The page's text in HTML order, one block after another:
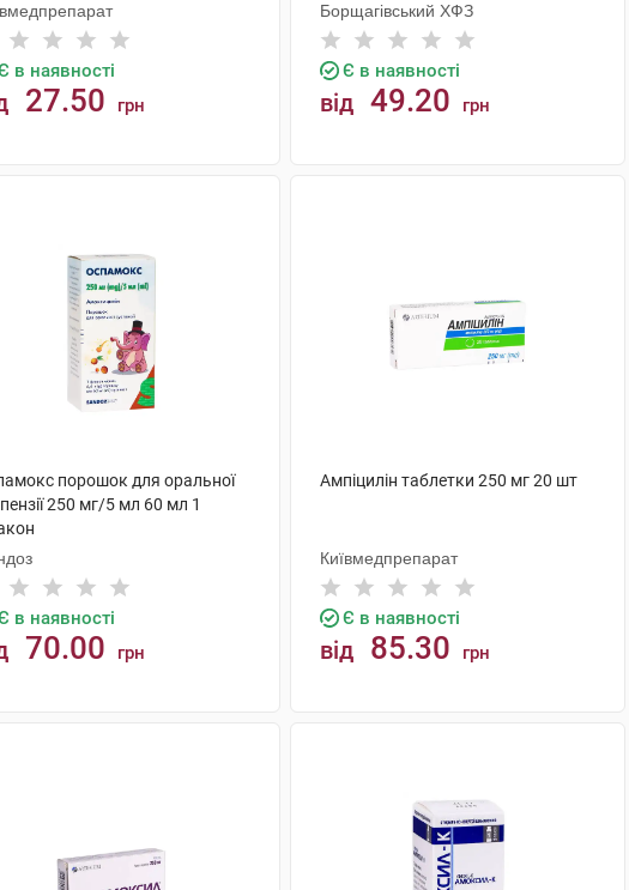
в наявності
27.50 грн
Борщагівський ХФЗ
Є в наявності
від 49.20 грн
порошок для оральної
250 мг/5 мл 60 мл 1
в наявності
70.00 грн
Ампіцилін таблетки 250 мг 20 шт
Київмедпрепарат
Є в наявності
від 85.30 грн